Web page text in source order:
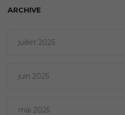
ARCHIVE
juillet 2025
juin 2025
mai 2025